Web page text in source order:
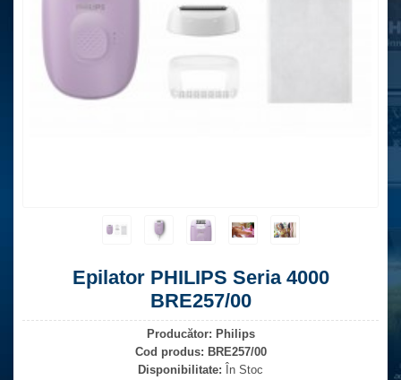
Epilator PHILIPS Seria 4000
BRE257/00
Producător: Philips
Cod produs: BRE257/00
Disponibilitate: În Stoc